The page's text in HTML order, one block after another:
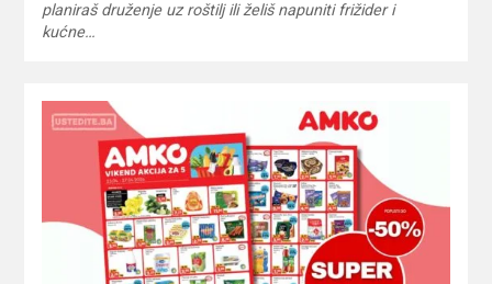
planiraš druženje uz roštilj ili želiš napuniti frižider i
kućne…